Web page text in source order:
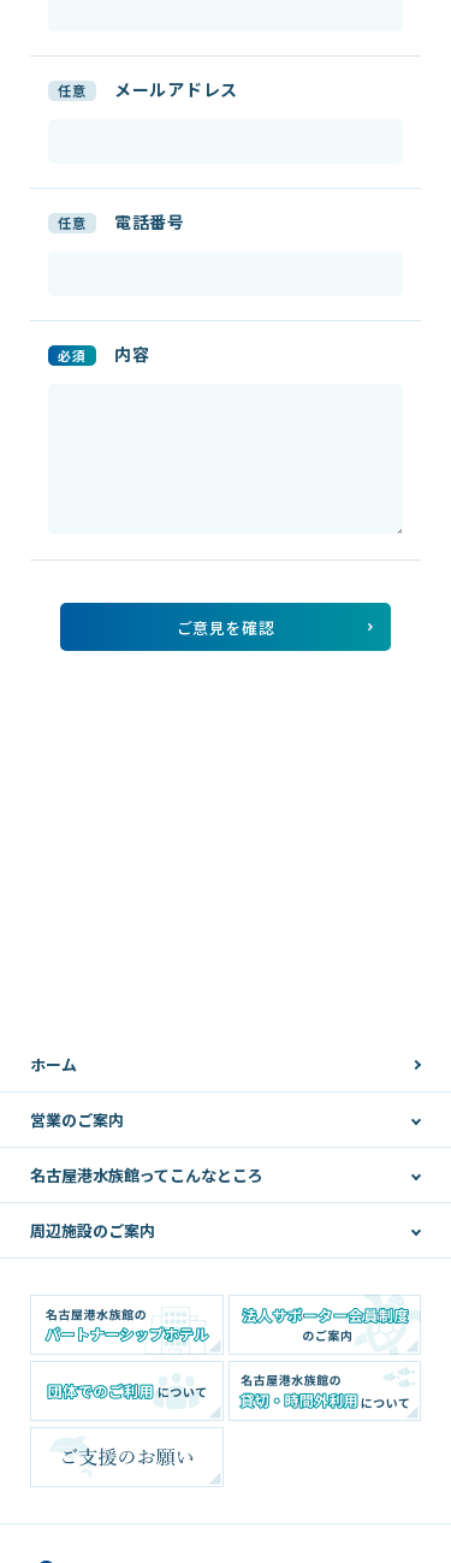
任意 メールアドレス
任意 電話番号
必須 内容
ご意見を確認
ホーム
営業のご案内
名古屋港水族館ってこんなところ
周辺施設のご案内